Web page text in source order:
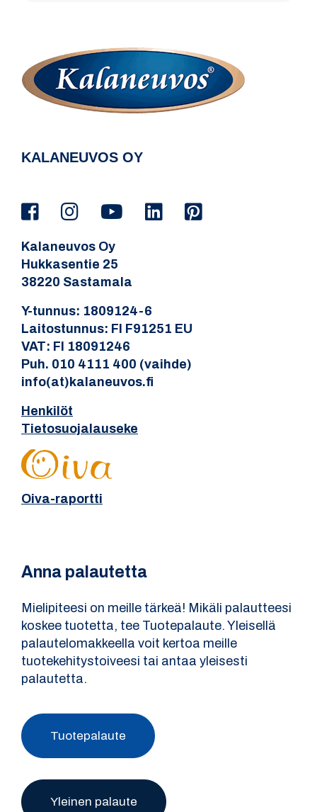
KALANEUVOS OY
Kalaneuvos Oy
Hukkasentie 25
38220 Sastamala
Y-tunnus: 1809124-6
Laitostunnus: FI F91251 EU
VAT: FI 18091246
Puh. 010 4111 400 (vaihde)
info(at)kalaneuvos.fi
Henkilöt
Tietosuojalauseke
Oiva-raportti
Anna palautetta
Mielipiteesi on meille tärkeä! Mikäli palautteesi
koskee tuotetta, tee Tuotepalaute. Yleisellä
palautelomakkeella voit kertoa meille
tuotekehitystoiveesi tai antaa yleisesti
palautetta.
Tuotepalaute
Yleinen palaute